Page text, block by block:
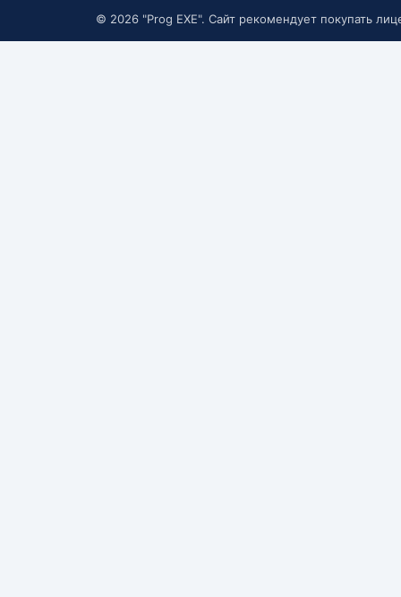
© 2026 "Prog EXE". Сайт рекомендует покупать